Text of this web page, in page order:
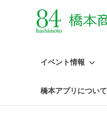
イベント情報
橋本アプリについて